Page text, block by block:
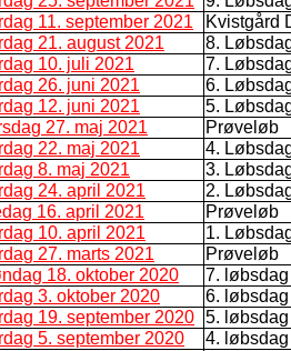
11. september 2021
Kvistgård
21. august 2021
8.
10. juli 2021
7.
26. juni 2021
6.
12. juni 2021
5.
27. maj 2021
Prøveløb
22. maj 2021
4.
8. maj 2021
3.
24. april 2021
2.
16. april 2021
Prøveløb
10. april 2021
1.
27. marts 2021
Prøveløb
18. oktober 2020
7. løbsdag
3. oktober 2020
6. løbsdag
19. september 2020 5. løbsdag
5. september 2020
4. løbsdag